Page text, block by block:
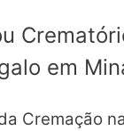
em
Cremação